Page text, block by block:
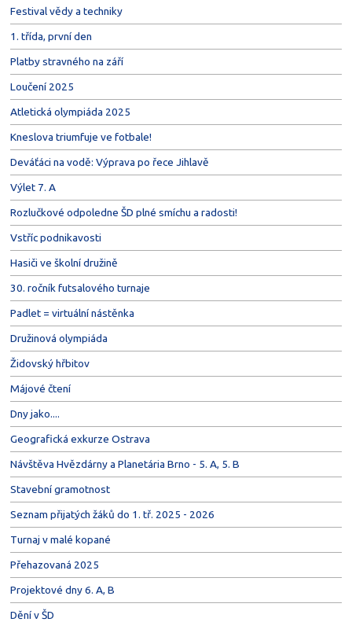
Festival vědy a techniky
1. třída, první den
Platby stravného na září
Loučení 2025
Atletická olympiáda 2025
Kneslova triumfuje ve fotbale!
Deváťáci na vodě: Výprava po řece Jihlavě
Výlet 7. A
Rozlučkové odpoledne ŠD plné smíchu a radosti!
Vstříc podnikavosti
Hasiči ve školní družině
30. ročník futsalového turnaje
Padlet = virtuální nástěnka
Družinová olympiáda
Židovský hřbitov
Májové čtení
Dny jako....
Geografická exkurze Ostrava
Návštěva Hvězdárny a Planetária Brno - 5. A, 5. B
Stavební gramotnost
Seznam přijatých žáků do 1. tř. 2025 - 2026
Turnaj v malé kopané
Přehazovaná 2025
Projektové dny 6. A, B
Dění v ŠD